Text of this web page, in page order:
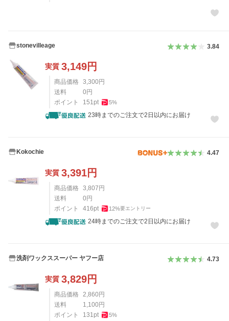
stonevilleage 3.84
実質 3,149円
商品価格 3,300 円
送料
0 円
ポイント
151pt 5%
23時までのご注文で2日以内にお届け
Kokochie 4.47
実質 3,391円
商品価格 3,807 円
送料
0 円
ポイント
416pt 12%要エントリー
24時までのご注文で2日以内にお届け
洗剤ワックススーパー ヤフー店 4.73
実質 3,829円
商品価格 2,860 円
送料
1,100 円
ポイント
131pt 5%